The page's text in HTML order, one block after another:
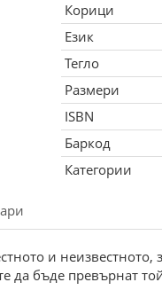
Корици
Език
Тегло
Размери
ISBN
Баркод
Категории
и неизвестното,
да бъде превърнат